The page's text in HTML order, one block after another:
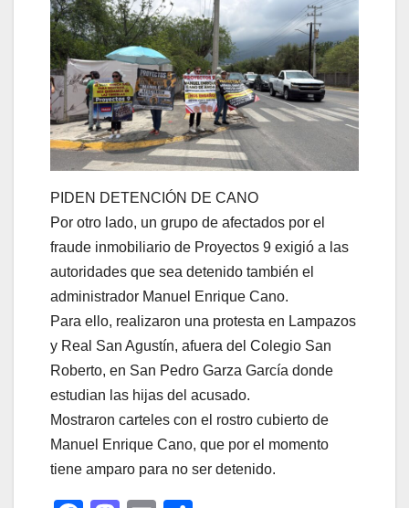
PIDEN DETENCIÓN DE CANO
Por otro lado, un grupo de afectados por el
fraude inmobiliario de Proyectos 9 exigió a las
autoridades que sea detenido también el
administrador Manuel Enrique Cano.
Para ello, realizaron una protesta en Lampazos
y Real San Agustín, afuera del Colegio San
Roberto, en San Pedro Garza García donde
estudian las hijas del acusado.
Mostraron carteles con el rostro cubierto de
Manuel Enrique Cano, que por el momento
tiene amparo para no ser detenido.